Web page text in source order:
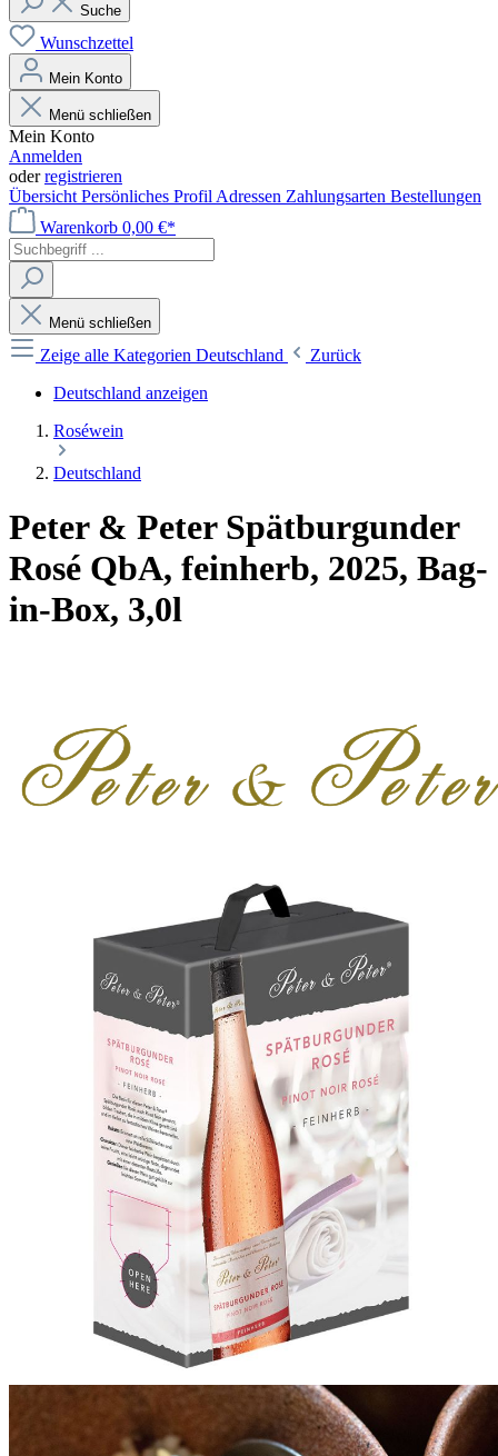
Suche
Wunschzettel
Mein Konto
Menü schließen
Mein Konto
Anmelden
oderregistrieren
Übersicht Persönliches Profil Adressen Zahlungsarten Bestellungen
Warenkorb 0,00 €*
Menü schließen
Zeige alle Kategorien Deutschland
Zurück
Deutschland anzeigen
Roséwein
Deutschland
Peter & Peter Spätburgunder
Rosé QbA, feinherb, 2025, Bag-
in-Box, 3,0l